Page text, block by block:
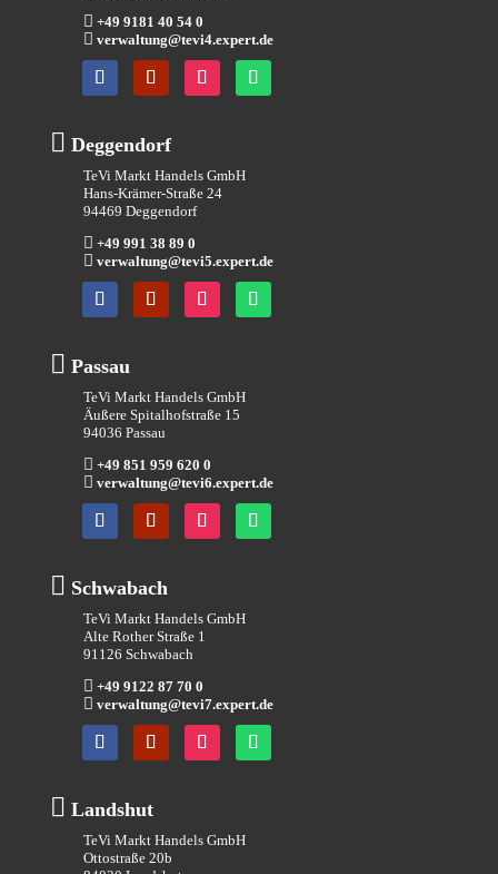
 +49 9181 40 54 0
 verwaltung@tevi4.expert.de
 Deggendorf
TeVi Markt Handels GmbH
Hans-Krämer-Straße 24
94469 Deggendorf
 +49 991 38 89 0
 verwaltung@tevi5.expert.de
 Passau
TeVi Markt Handels GmbH
Äußere Spitalhofstraße 15
94036 Passau
 +49 851 959 620 0
 verwaltung@tevi6.expert.de
 Schwabach
TeVi Markt Handels GmbH
Alte Rother Straße 1
91126 Schwabach
 +49 9122 87 70 0
 verwaltung@tevi7.expert.de
 Landshut
TeVi Markt Handels GmbH
Ottostraße 20b